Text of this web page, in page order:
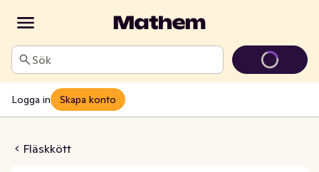
Sök
Logga in Skapa konto
Fläskkött
EKO/KRAV